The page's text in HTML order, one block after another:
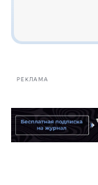
РЕКЛАМА